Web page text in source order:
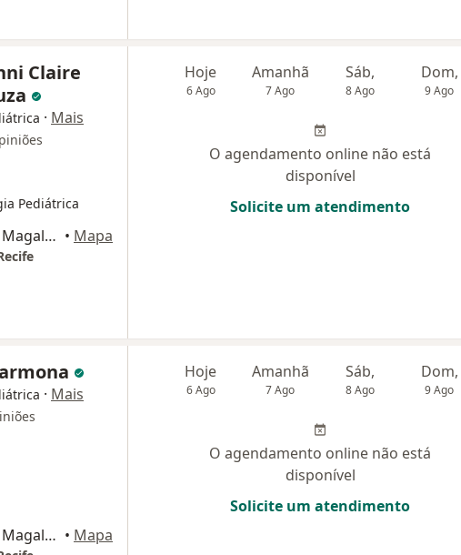
Claire
· Mais
Pediátrica
Avenida Governador Agamenon Magalhães 4760 - Edf. garagem 7 andar - sala 2, Recife • Mapa
Hoje
6 Ago
Amanhã
7 Ago
Sáb,
8 Ago
Dom,
9 Ago
O agendamento online não está
disponível
Solicite um atendimento
· Mais
Avenida Governador Agamenon Magalhães 4760 - Edf. garagem 7 andar - sala 2, Recife • Mapa
Hoje
6 Ago
Amanhã
7 Ago
Sáb,
8 Ago
Dom,
9 Ago
O agendamento online não está
disponível
Solicite um atendimento